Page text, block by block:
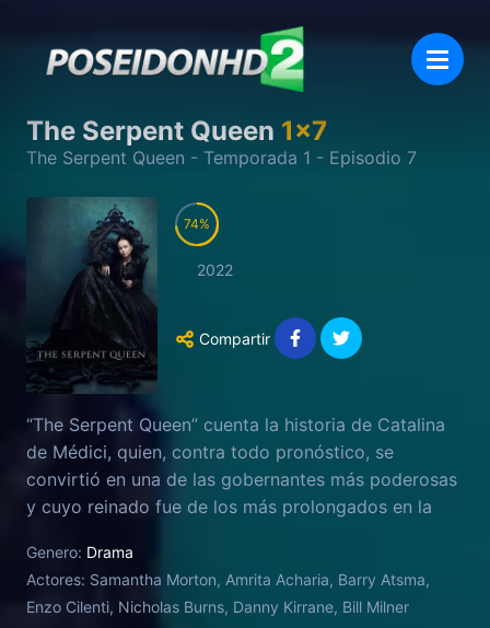
The Serpent Queen 1x7
The Serpent Queen - Temporada 1 - Episodio 7
74
2022
Compartir
“The Serpent Queen” cuenta la historia de Catalina
de Médici, quien, contra todo pronóstico, se
convirtió en una de las gobernantes más poderosas
y cuyo reinado fue de los más prolongados en la
desarrolla a través de relatos retrospectivos, a la
vez que defiende sus acciones e imparte las
lecciones de vida a su nueva sirvienta, Rahima.
Genero: Drama
Actores: Samantha Morton, Amrita Acharia, Barry Atsma,
Enzo Cilenti, Nicholas Burns, Danny Kirrane, Bill Milner